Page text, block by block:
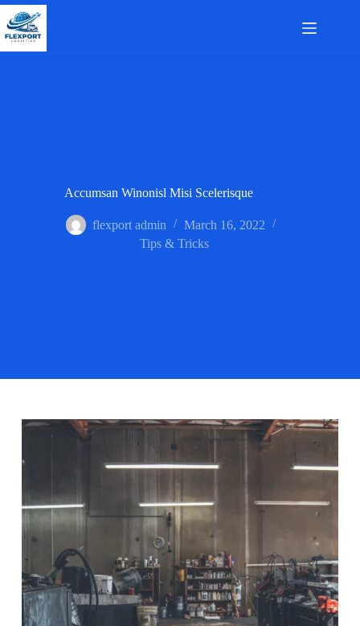
Skip
to
content
Accumsan Winonisl Misi Scelerisque
flexport admin
March 16, 2022
Tips & Tricks